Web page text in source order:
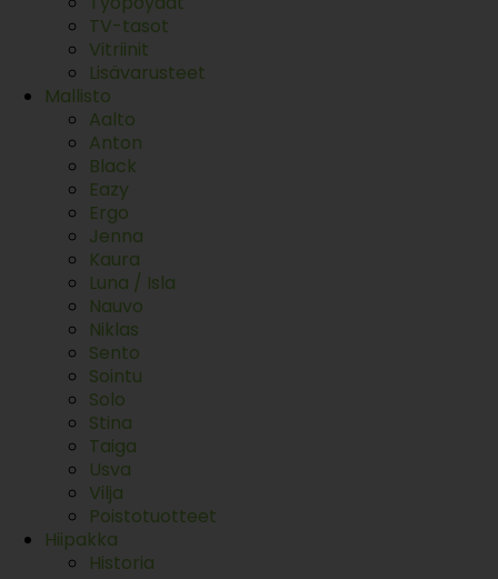
TV-tasot
Vitriinit
Lisävarusteet
Mallisto
Aalto
Anton
Black
Eazy
Ergo
Jenna
Kaura
Luna / Isla
Nauvo
Niklas
Sento
Sointu
Solo
Stina
Taiga
Usva
Vilja
Poistotuotteet
Hiipakka
Historia